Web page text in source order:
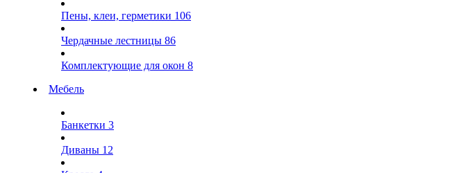
Пены, клеи, герметики 106
Чердачные лестницы 86
Комплектующие для окон 8
Мебель
Банкетки 3
Диваны 12